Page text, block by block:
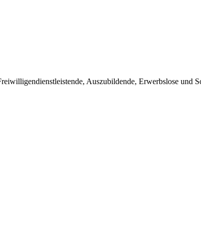
Auszubildende, Erwerbslose und